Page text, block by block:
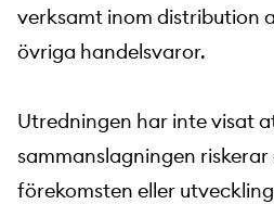
verksamt inom distribution
övriga handelsvaror.
Utredningen har inte visat
sammanslagningen
förekomsten eller